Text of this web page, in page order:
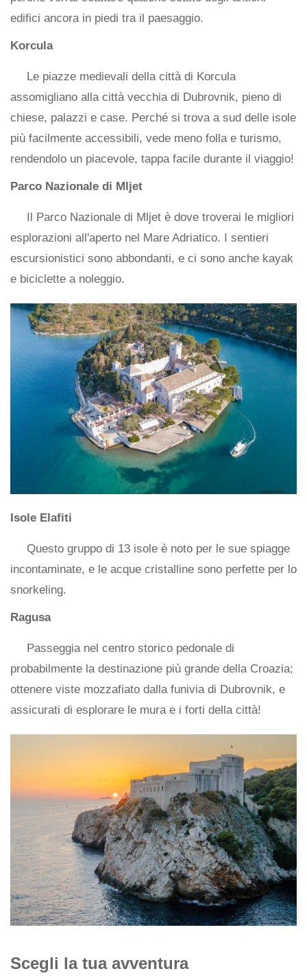
edifici ancora in piedi tra il paesaggio.
Korcula
Le piazze medievali della città di Korcula
assomigliano alla città vecchia di Dubrovnik, pieno di
chiese, palazzi e case. Perché si trova a sud delle isole
più facilmente accessibili, vede meno folla e turismo,
rendendolo un piacevole, tappa facile durante il viaggio!
Parco Nazionale di Mljet
Il Parco Nazionale di Mljet è dove troverai le migliori
esplorazioni all'aperto nel Mare Adriatico. I sentieri
escursionistici sono abbondanti, e ci sono anche kayak
e biciclette a noleggio.
Isole Elafiti
Questo gruppo di 13 isole è noto per le sue spiagge
incontaminate, e le acque cristalline sono perfette per lo
snorkeling.
Ragusa
Passeggia nel centro storico pedonale di
probabilmente la destinazione più grande della Croazia;
ottenere viste mozzafiato dalla funivia di Dubrovnik, e
assicurati di esplorare le mura e i forti della città!
Scegli la tua avventura